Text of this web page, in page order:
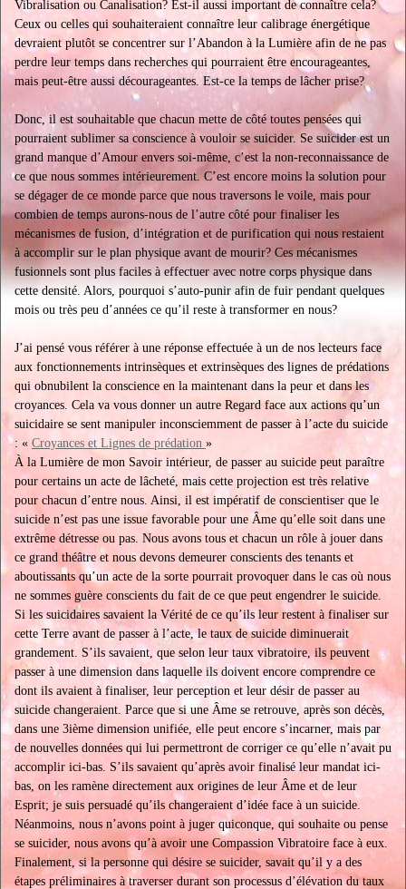
Vibralisation ou Canalisation? Est-il aussi important de connaître cela?
Ceux ou celles qui souhaiteraient connaître leur calibrage énergétique
devraient plutôt se concentrer sur l’Abandon à la Lumière afin de ne pas
perdre leur temps dans recherches qui pourraient être encourageantes,
mais peut-être aussi décourageantes. Est-ce la temps de lâcher prise?
Donc, il est souhaitable que chacun mette de côté toutes pensées qui
pourraient sublimer sa conscience à vouloir se suicider. Se suicider est un
grand manque d’Amour envers soi-même, c’est la non-reconnaissance de
ce que nous sommes intérieurement. C’est encore moins la solution pour
se dégager de ce monde parce que nous traversons le voile, mais pour
combien de temps aurons-nous de l’autre côté pour finaliser les
mécanismes de fusion, d’intégration et de purification qui nous restaient
à accomplir sur le plan physique avant de mourir? Ces mécanismes
fusionnels sont plus faciles à effectuer avec notre corps physique dans
cette densité. Alors, pourquoi s’auto-punir afin de fuir pendant quelques
mois ou très peu d’années ce qu’il reste à transformer en nous?
J’ai pensé vous référer à une réponse effectuée à un de nos lecteurs face
aux fonctionnements intrinsèques et extrinsèques des lignes de prédations
qui obnubilent la conscience en la maintenant dans la peur et dans les
croyances. Cela va vous donner un autre Regard face aux actions qu’un
suicidaire se sent manipuler inconsciemment de passer à l’acte du suicide
: « Croyances et Lignes de prédation »
À la Lumière de mon Savoir intérieur, de passer au suicide peut paraître
pour certains un acte de lâcheté, mais cette projection est très relative
pour chacun d’entre nous. Ainsi, il est impératif de conscientiser que le
suicide n’est pas une issue favorable pour une Âme qu’elle soit dans une
extrême détresse ou pas. Nous avons tous et chacun un rôle à jouer dans
ce grand théâtre et nous devons demeurer conscients des tenants et
aboutissants qu’un acte de la sorte pourrait provoquer dans le cas où nous
ne sommes guère conscients du fait de ce que peut engendrer le suicide.
Si les suicidaires savaient la Vérité de ce qu’ils leur restent à finaliser sur
cette Terre avant de passer à l’acte, le taux de suicide diminuerait
grandement. S’ils savaient, que selon leur taux vibratoire, ils peuvent
passer à une dimension dans laquelle ils doivent encore comprendre ce
dont ils avaient à finaliser, leur perception et leur désir de passer au
suicide changeraient. Parce que si une Âme se retrouve, après son décès,
dans une 3ième dimension unifiée, elle peut encore s’incarner, mais par
de nouvelles données qui lui permettront de corriger ce qu’elle n’avait pu
accomplir ici-bas. S’ils savaient qu’après avoir finalisé leur mandat ici-
bas, on les ramène directement aux origines de leur Âme et de leur
Esprit; je suis persuadé qu’ils changeraient d’idée face à un suicide.
Néanmoins, nous n’avons point à juger quiconque, qui souhaite ou pense
se suicider, nous avons qu’à avoir une Compassion Vibratoire face à eux.
Finalement, si la personne qui désire se suicider, savait qu’il y a des
étapes préliminaires à traverser durant son processus d’élévation du taux